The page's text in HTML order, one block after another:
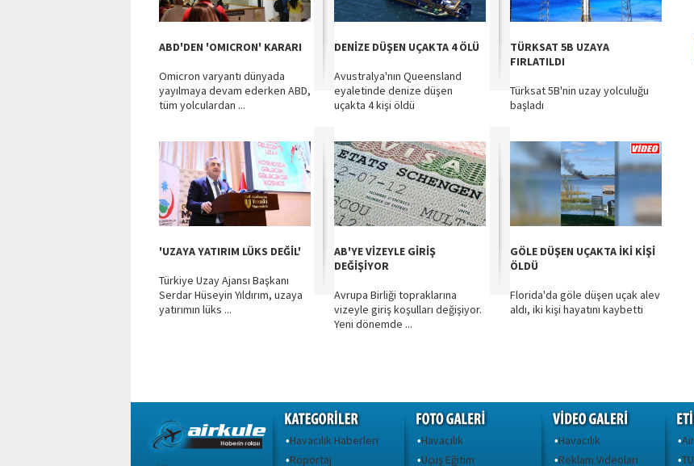
ABD'DEN 'OMICRON' KARARI
Omicron varyantı dünyada
yayılmaya devam ederken ABD,
tüm yolculardan ...
DENİZE DÜŞEN UÇAKTA 4 ÖLÜ
Avustralya'nın Queensland
eyaletinde denize düşen
uçakta 4 kişi öldü
TÜRKSAT 5B UZAYA
FIRLATILDI
Türksat 5B'nin uzay yolculuğu
başladı
'UZAYA YATIRIM LÜKS DEĞİL'
Türkiye Uzay Ajansı Başkanı
Serdar Hüseyin Yıldırım, uzaya
yatırımın lüks ...
AB'YE VİZEYLE GİRİŞ
DEĞİŞİYOR
Avrupa Birliği topraklarına
vizeyle giriş koşulları değişiyor.
Yeni dönemde ...
GÖLE DÜŞEN UÇAKTA İKİ KİŞİ
ÖLDÜ
Florida'da göle düşen uçak alev
aldı, iki kişi hayatını kaybetti
•Havacılık Haberleri
•Röportaj
•Havacılık
•Uçuş Eğitim
•Havacılık
•Reklam Videoları
•
•